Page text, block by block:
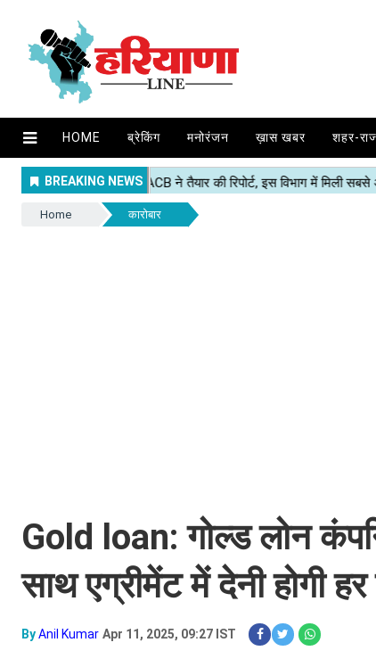
HOME ब्रेकिंग मनोरंजन ख़ास खबर शहर-
Home कारोबार
Gold loan: गोल्ड लोन
साथ एग्रीमेंट में देनी होगी
ByAnil Kumar Apr 11, 2025, 09:27 IST